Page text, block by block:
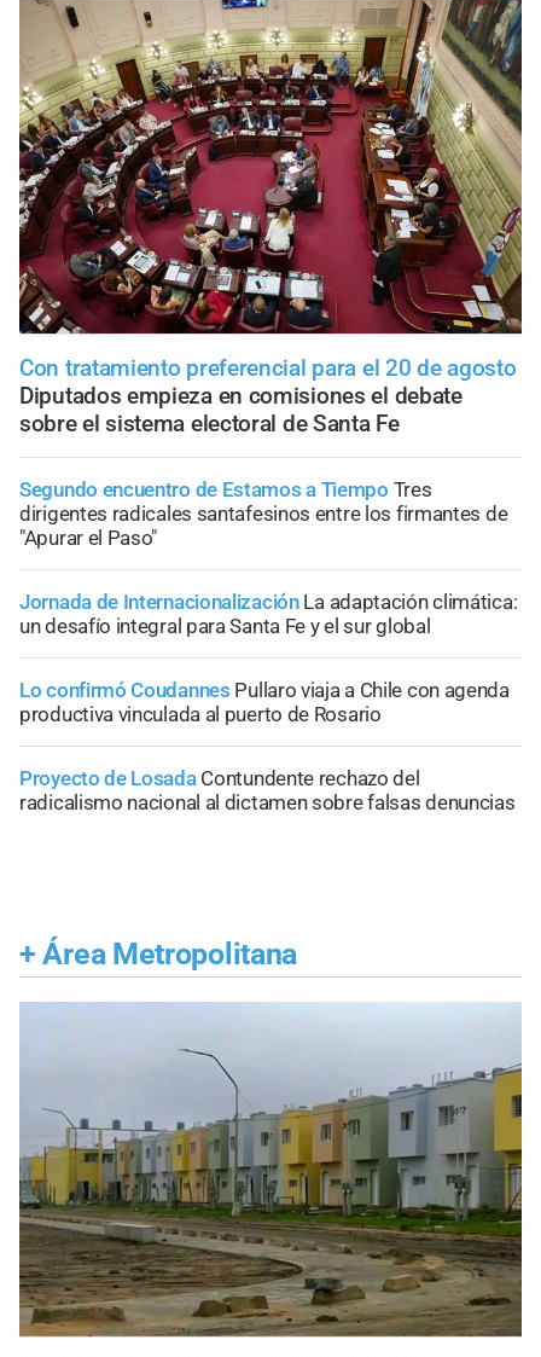
Con tratamiento preferencial para el 20 de agosto
Diputados empieza en comisiones el debate
sobre el sistema electoral de Santa Fe
Segundo encuentro de Estamos a Tiempo Tres
dirigentes radicales santafesinos entre los firmantes de
"Apurar el Paso"
Jornada de Internacionalización La adaptación climática:
un desafío integral para Santa Fe y el sur global
Lo confirmó Coudannes Pullaro viaja a Chile con agenda
productiva vinculada al puerto de Rosario
Proyecto de Losada Contundente rechazo del
radicalismo nacional al dictamen sobre falsas denuncias
+ Área Metropolitana